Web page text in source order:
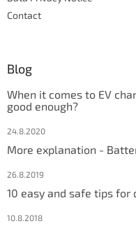
Contact
Blog
When it comes to EV
good enough?
24.8.2020
More explanation -
26.8.2019
10 easy and safe tips for
10.8.2018